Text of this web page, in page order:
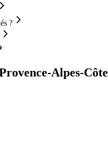
?
Alpes-